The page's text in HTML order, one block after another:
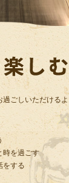
過ごしいただける
時を過ごす
をする